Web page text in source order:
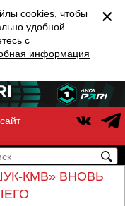
×
cookies, чтобы
удобной.
с
информация
КМВ» ВНОВЬ